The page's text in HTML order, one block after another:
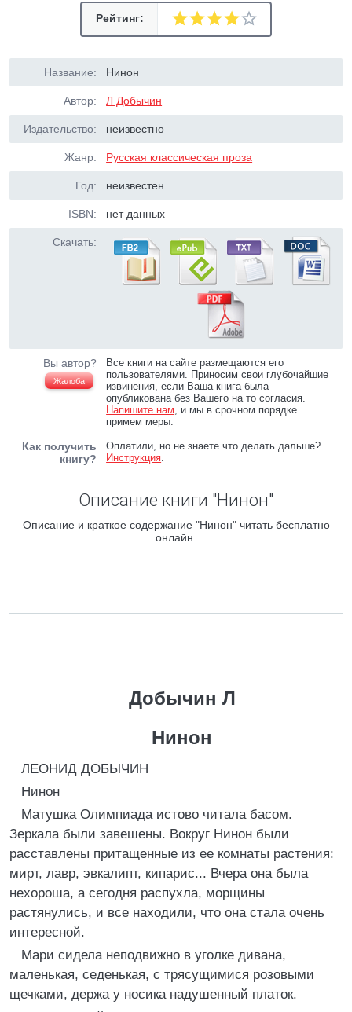
Рейтинг:
Название: Нинон
Автор: Л Добычин
Издательство: неизвестно
Жанр: Русская классическая проза
Год: неизвестен
ISBN: нет данных
Скачать:
Вы автор?
Жалоба
Все книги на сайте размещаются его
пользователями. Приносим свои глубочайшие
извинения, если Ваша книга была
опубликована без Вашего на то согласия.
Напишите нам, и мы в срочном порядке
примем меры.
Как получить
книгу?
Оплатили, но не знаете что делать дальше?
Инструкция.
Описание книги "Нинон"
Описание и краткое содержание "Нинон" читать бесплатно
онлайн.
Добычин Л
Нинон
ЛЕОНИД ДОБЫЧИН
Нинон
Матушка Олимпиада истово читала басом.
Зеркала были завешены. Вокруг Нинон были
расставлены притащенные из ее комнаты растения:
мирт, лавр, эвкалипт, кипарис... Вчера она была
нехороша, а сегодня распухла, морщины
растянулись, и все находили, что она стала очень
интересной.
Мари сидела неподвижно в уголке дивана,
маленькая, седенькая, с трясущимися розовыми
щечками, держа у носика надушенный платок.